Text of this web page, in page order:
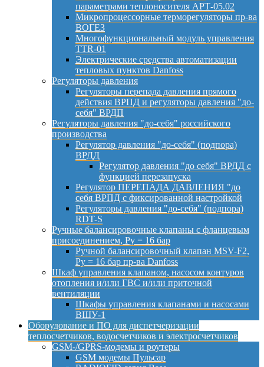
параметрами теплоносителя АРТ-05.02
Микропроцессорные терморегуляторы пр-ва
ВОГЕЗ
Многофункциональный модуль управления
TTR-01
Электрические средства автоматизации
тепловых пунктов Danfoss
Регуляторы давления
Регуляторы перепада давления прямого
действия ВРПД и регуляторы давления "до-
себя" ВРДП
Регуляторы давления "до-себя" российского
производства
Регулятор давления "до-себя" (подпора)
ВРДД
Регулятор давления "до себя" ВРДД с
функцией перезапуска
Регулятор ПЕРЕПАДА ДАВЛЕНИЯ "до
себя ВРПД с фиксированной настройкой
Регуляторы давления "до-себя" (подпора)
RDT-S
Ручные балансировочные клапаны с фланцевым
присоединением, Py = 16 бар
Ручной балансировочный клапан MSV-F2,
Py = 16 бар пр-ва Danfoss
Шкаф управления клапаном, насосом контуров
отопления и/или ГВС и/или приточной
вентиляции
Шкафы управления клапанами и насосами
ВШУ-1
Оборудование и ПО для диспетчеризации
теплосчетчиков, водосчетчиков и электросчетчиков
GSM-/GPRS-модемы и роутеры
GSM модемы Пульсар